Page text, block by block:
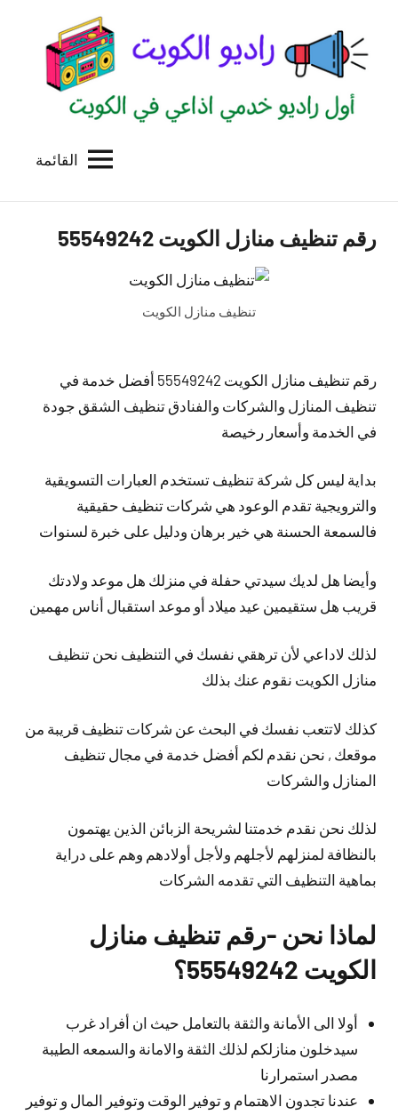
المحتوى
الكويت
للاعلانات
الخدمية
القائمة
رقم تنظيف منازل الكويت 55549242
تنظيف منازل الكويت
رقم تنظيف منازل الكويت 55549242 أفضل خدمة في
تنظيف المنازل والشركات والفنادق تنظيف الشقق جودة
في الخدمة وأسعار رخيصة
بداية ليس كل شركة تنظيف تستخدم العبارات التسويقية
والترويجية تقدم الوعود هي شركات تنظيف حقيقية
فالسمعة الحسنة هي خير برهان ودليل على خبرة لسنوات
وأيضا هل لديك سيدتي حفلة في منزلك هل موعد ولادتك
قريب هل ستقيمين عيد ميلاد أو موعد استقبال أناس مهمين
لذلك لاداعي لأن ترهقي نفسك في التنظيف نحن تنظيف
منازل الكويت نقوم عنك بذلك
كذلك لاتتعب نفسك في البحث عن شركات تنظيف قريبة من
موقعك , نحن نقدم لكم أفضل خدمة في مجال تنظيف
المنازل والشركات
لذلك نحن نقدم خدمتنا لشريحة الزبائن الذين يهتمون
بالنظافة لمنزلهم لأجلهم ولأجل أولادهم وهم على دراية
بماهية التنظيف التي تقدمه الشركات
لماذا نحن -رقم تنظيف منازل
الكويت 55549242؟
أولا الى الأمانة والثقة بالتعامل حيث ان أفراد غرب
سيدخلون منازلكم لذلك الثقة والامانة والسمعه الطيبة
مصدر استمرارنا
عندنا تجدون الاهتمام و توفير الوقت وتوفير المال و توفير